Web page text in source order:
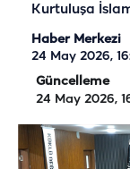
Kurtuluşa
Haber Merkezi
24 May 2026,
Güncelleme
24 May 2026,